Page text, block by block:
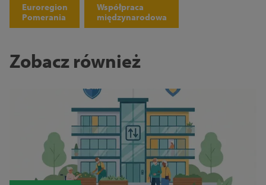
Euroregion
Pomerania
Współpraca
międzynarodowa
Zobacz również